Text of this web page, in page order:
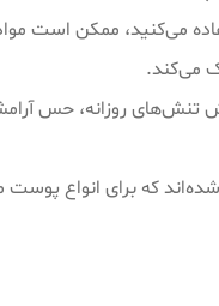
می‌کنید، ممکن است
می‌کند.
تنش‌های روزانه، حس
که برای انواع